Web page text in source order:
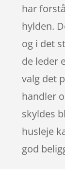
har
hylden.
og i det
de leder
valg det
handler
skyldes
husleje
god